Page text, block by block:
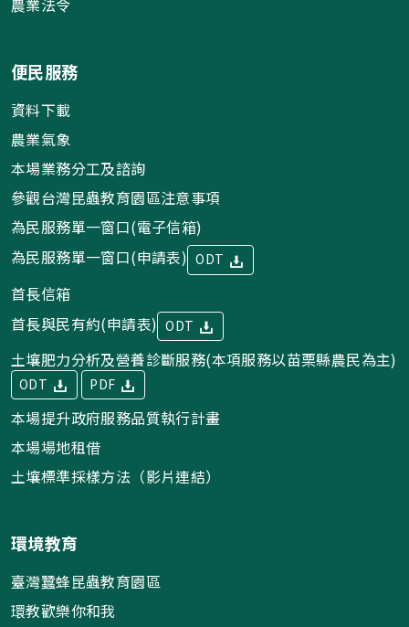
農業法令
便民服務
資料下載
農業氣象
本場業務分工及諮詢
參觀台灣昆蟲教育園區注意事項
為民服務單一窗口(電子信箱)
為民服務單一窗口(申請表) ODT
首長信箱
首長與民有約(申請表) ODT
土壤肥力分析及營養診斷服務(本項服務以苗栗縣農民為主)
ODT PDF
本場提升政府服務品質執行計畫
本場場地租借
土壤標準採樣方法（影片連結）
環境教育
臺灣蠶蜂昆蟲教育園區
環教歡樂你和我